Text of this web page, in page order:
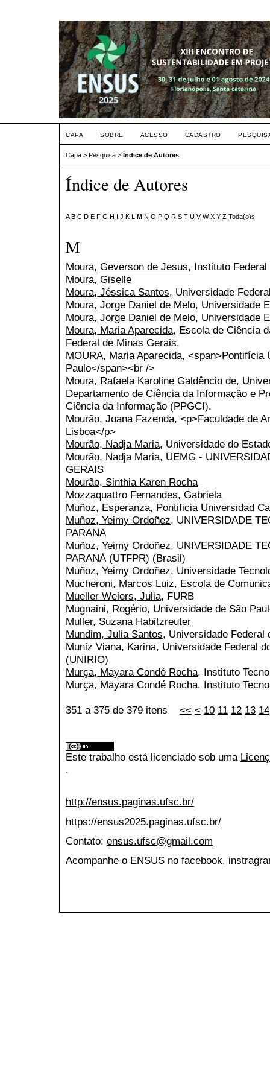
CAPA SOBRE ACESSO CADASTRO
Capa > Pesquisa > Índice de Autores
Índice de Autores
A B C D E F G H I J K L M N O P Q R S T U V W X Y Z Toda(o)s
M
Moura, Geverson de Jesus, Instituto Federal
Moura, Giselle
Moura, Jéssica Santos, Universidade
Moura, Jorge Daniel de Melo, Universidade
Moura, Jorge Daniel de Melo, Universidade
Moura, Maria Aparecida, Escola de Ciência
Federal de Minas Gerais.
MOURA, Maria Aparecida, <span>Pontifícia
Paulo</span><br />
Moura, Rafaela Karoline Galdêncio de,
Departamento de Ciência da Informação e
Ciência da Informação (PPGCI).
Mourão, Joana Fazenda, <p>Faculdade de
Lisboa</p>
Mourão, Nadja Maria, Universidade do
Mourão, Nadja Maria, UEMG -
GERAIS
Mourão, Sinthia Karen Rocha
Mozzaquattro Fernandes, Gabriela
Muñoz, Esperanza, Pontificia Universidad
Muñoz, Yeimy Ordoñez, UNIVERSIDADE
PARANA
Muñoz, Yeimy Ordoñez, UNIVERSIDADE
PARANÁ (UTFPR) (Brasil)
Muñoz, Yeimy Ordoñez, Universidade
Mucheroni, Marcos Luiz, Escola de
Mueller Weiers, Julia, FURB
Mugnaini, Rogério, Universidade de São
Muller, Suzana Habitzreuter
Mundim, Julia Santos, Universidade Federal
Muniz Viana, Karina, Universidade Federal
(UNIRIO)
Murça, Mayara Condé Rocha, Instituto
Murça, Mayara Condé Rocha, Instituto
351 a 375 de 379 itens << < 10 11 12 13 14
Este trabalho está licenciado sob uma
.
http://ensus.paginas.ufsc.br/
https://ensus2025.paginas.ufsc.br/
Contato: ensus.ufsc@gmail.com
Acompanhe o ENSUS no facebook,